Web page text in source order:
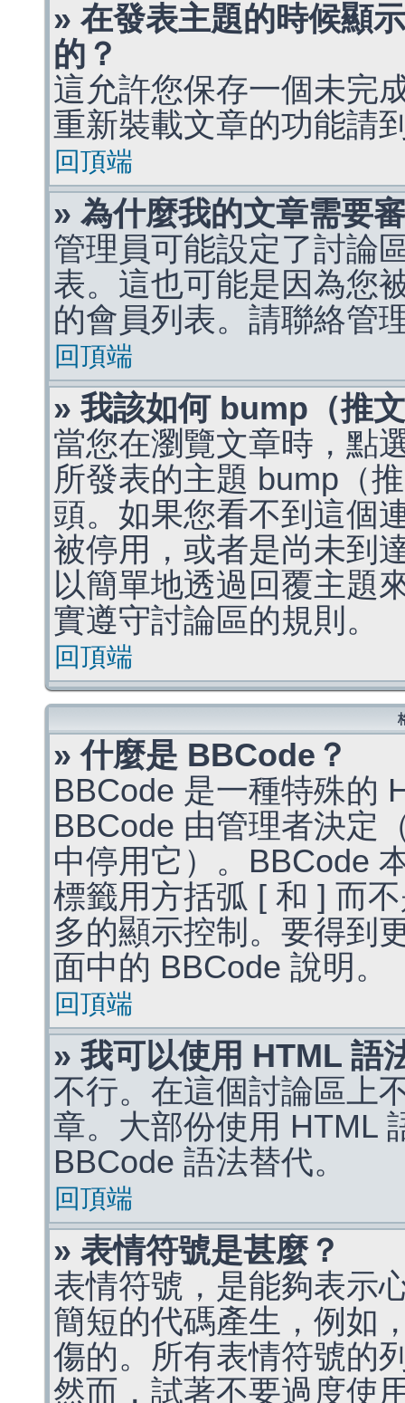
» 在發表主題的時候顯
的？
這允許您保存一個未完
重新裝載文章的功能請
回頂端
» 為什麼我的文章需要
管理員可能設定了討論
表。這也可能是因為您
的會員列表。請聯絡管
回頂端
» 我該如何 bump（推
當您在瀏覽文章時，點
所發表的主題 bump（
頭。如果您看不到這個
被停用，或者是尚未到
以簡單地透過回覆主題
實遵守討論區的規則。
回頂端
» 什麼是 BBCode？
BBCode 是一種特殊的
BBCode 由管理者決定
中停用它）。BBCode
標籤用方括弧 [ 和 ] 而
多的顯示控制。要得到
面中的 BBCode 說明。
回頂端
» 我可以使用 HTML 語
不行。在這個討論區上
章。大部份使用 HTML
BBCode 語法替代。
回頂端
» 表情符號是甚麼？
表情符號，是能夠表示
簡短的代碼產生，例如
傷的。所有表情符號的
然而，試著不要過度使